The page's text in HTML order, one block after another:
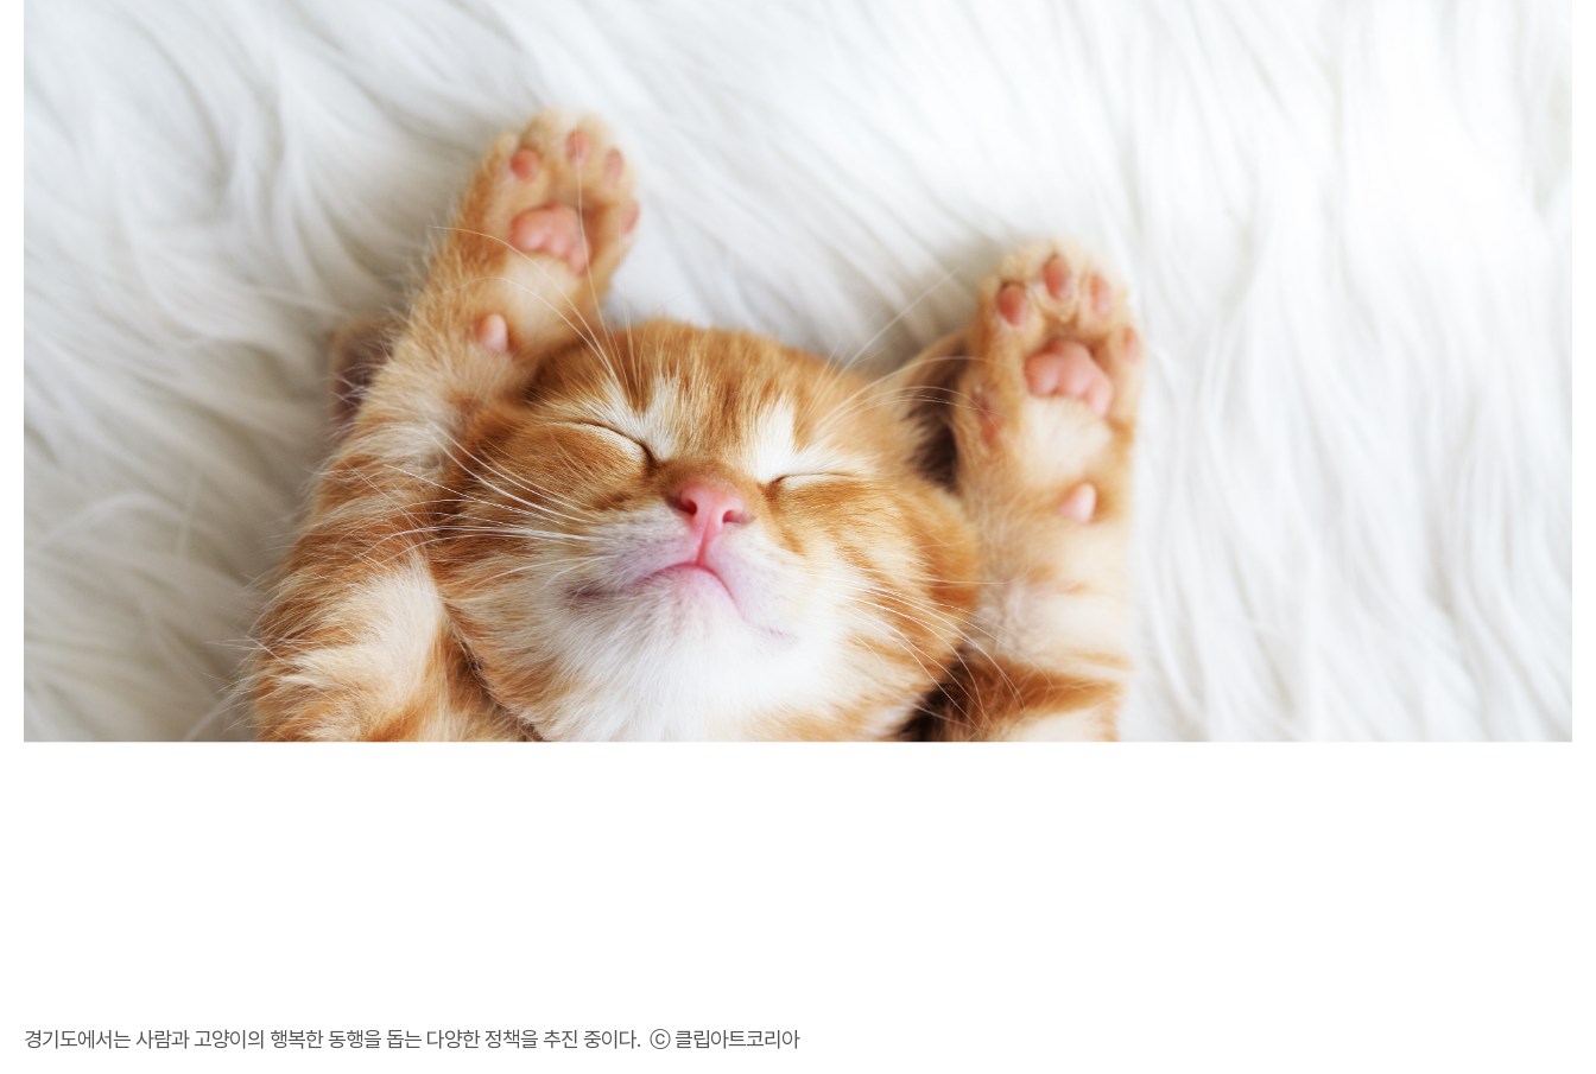
경기도에서는 사람과 고양이의 행복한 동행을 돕는 다양한 정책을 추진 중이다. ⓒ 클립아트코리아